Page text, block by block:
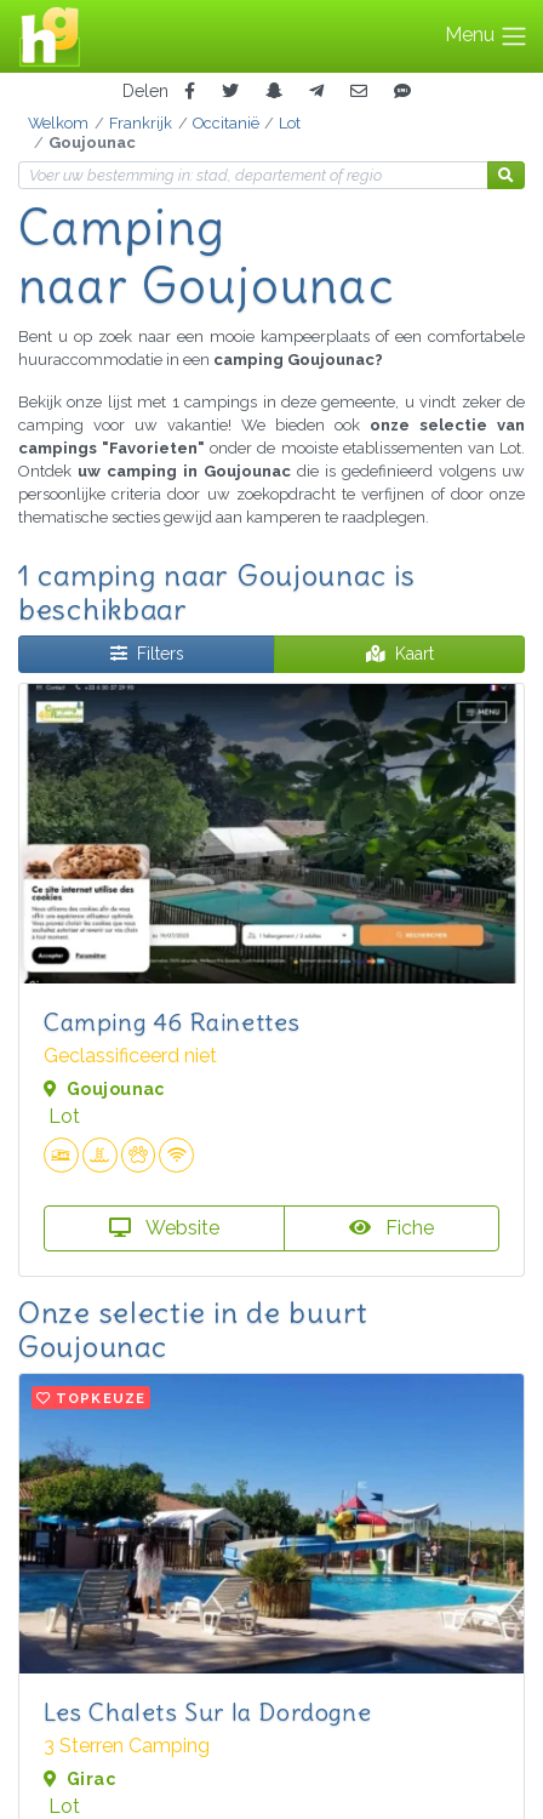
Menu
Delen
Welkom Frankrijk Occitanië
Lot
Goujounac
Camping
naar Goujounac
Bent u op zoek naar een mooie kampeerplaats of een comfortabele
huuraccommodatie in een camping Goujounac?
Bekijk onze lijst met 1 campings in deze gemeente, u vindt zeker de
camping voor uw vakantie! We bieden ook onze selectie van
campings "Favorieten" onder de mooiste etablissementen van Lot.
Ontdek uw camping in Goujounac die is gedefinieerd volgens uw
persoonlijke criteria door uw zoekopdracht te verfijnen of door onze
thematische secties gewijd aan kamperen te raadplegen.
1 camping naar Goujounac is
beschikbaar
Filters Kaart
Camping 46 Rainettes
Geclassificeerd niet
Goujounac
Lot
Website Fiche
Onze selectie in de buurt
Goujounac
TOPKEUZE
Les Chalets Sur la Dordogne
3 Sterren Camping
Girac
Lot